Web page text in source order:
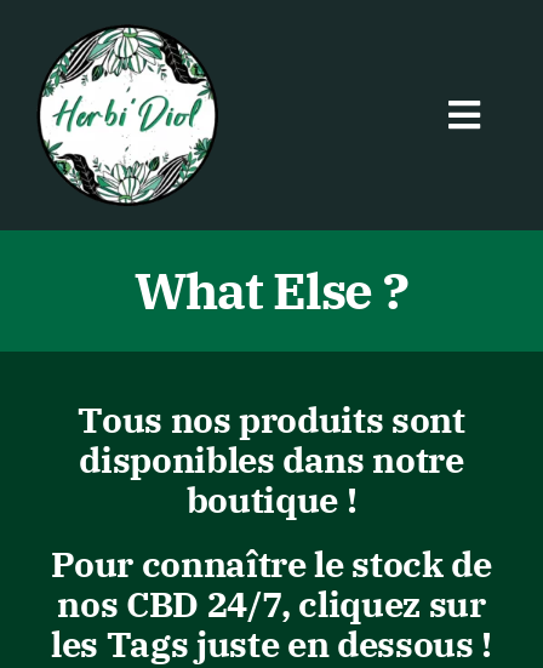
contenu
Le CBD Shop
Les CBD 24/7
Les Produits CBD
Les Actus CBD
What Else ?
Tous nos produits sont
disponibles dans notre
boutique !
Pour connaître le stock de
nos CBD 24/7, cliquez sur
les Tags juste en dessous !